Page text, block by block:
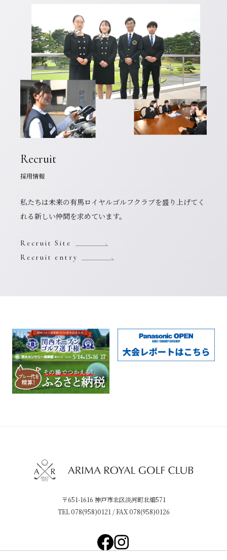
Recruit
採用情報
私たちは未来の有馬ロイヤルゴルフクラブを盛り上げてく
れる新しい仲間を求めています。
Recruit Site
Recruit entry
〒651-1616 神戸市北区淡河町北畑571
TEL 078(958)0121 / FAX 078(958)0126